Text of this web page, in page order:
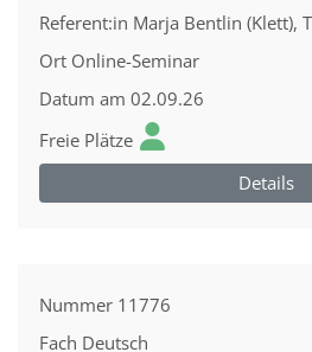
Referent:in Marja Bentlin (Klett),
Ort Online-Seminar
Datum am 02.09.26
Freie Plätze
Details
Nummer 11776
Fach Deutsch